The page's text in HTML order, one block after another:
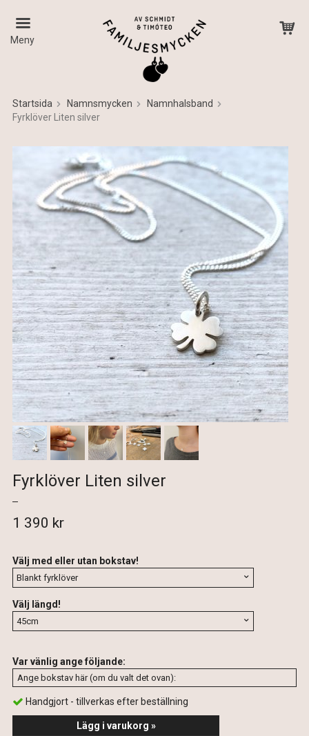
Meny
Produkten har blivit tillagd i varukorgen
Startsida Namnsmycken
Namnhalsband
Fyrklöver Liten silver
Fyrklöver Liten silver
1 390 kr
Välj med eller utan bokstav!
Välj längd!
Var vänlig ange följande:
Handgjort - tillverkas efter beställning
Lägg i varukorg »